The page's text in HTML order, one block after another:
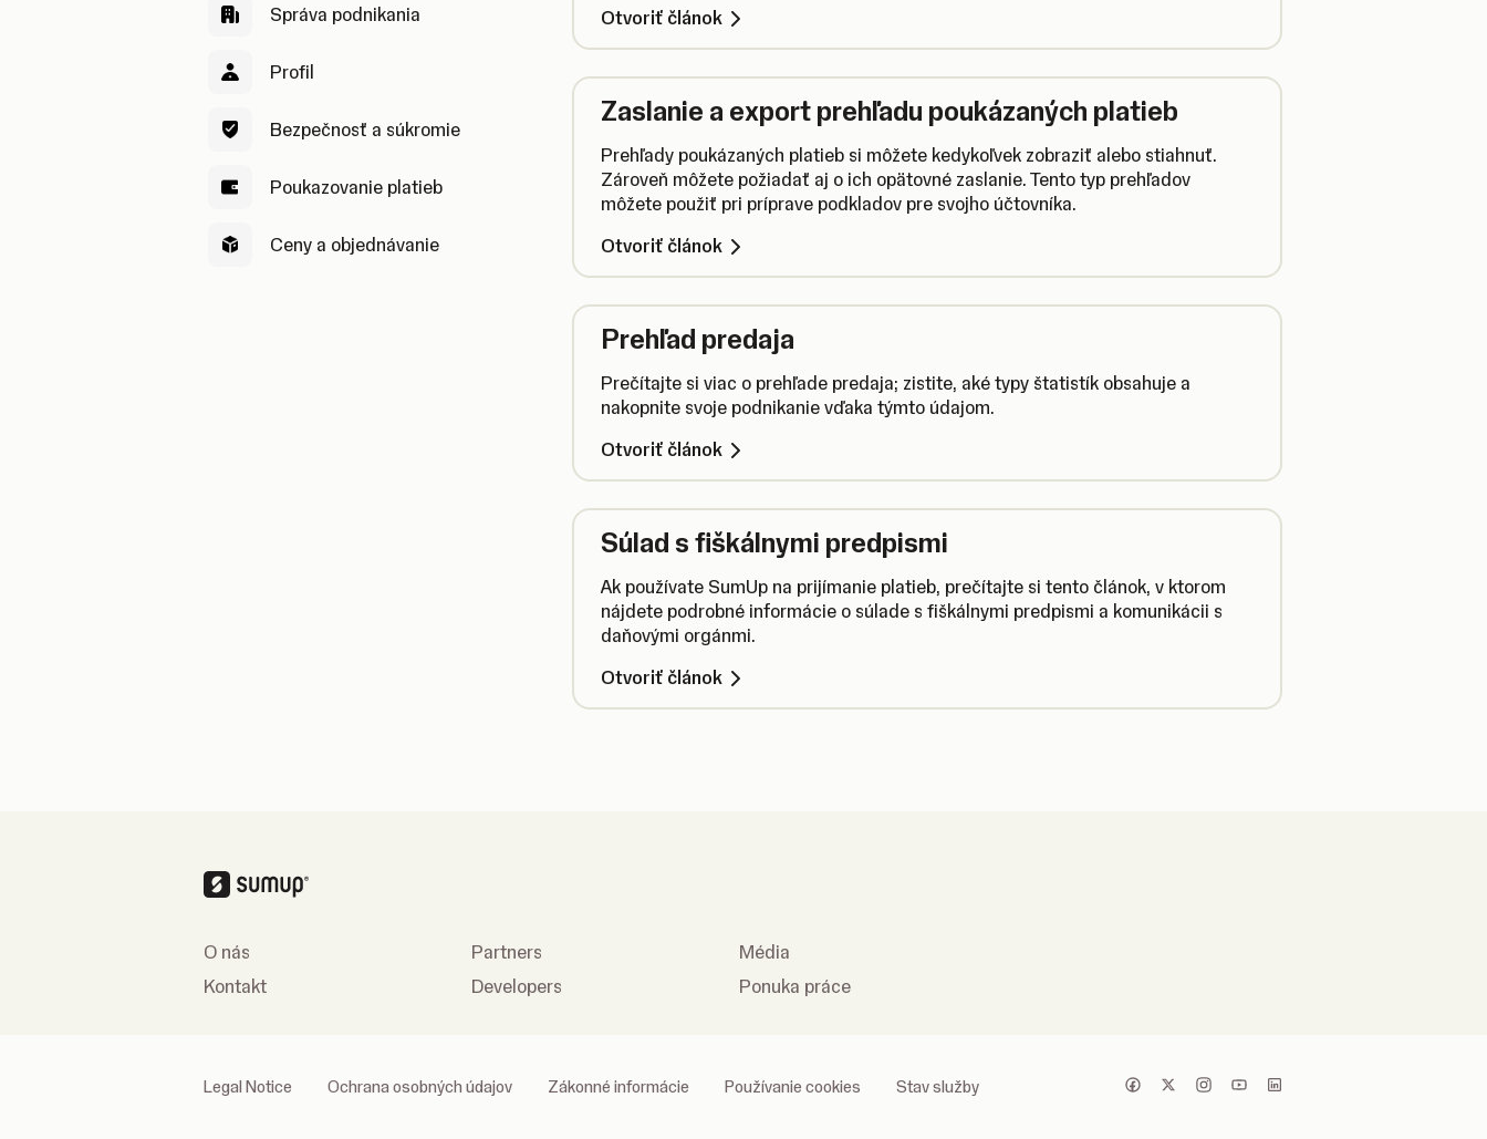
Správa podnikania
Profil
Bezpečnosť a súkromie
Poukazovanie platieb
Ceny a objednávanie
Otvoriť článok
Zaslanie a export prehľadu poukázaných platieb
Prehľady poukázaných platieb si môžete kedykoľvek zobraziť alebo stiahnuť.
Zároveň môžete požiadať aj o ich opätovné zaslanie. Tento typ prehľadov
môžete použiť pri príprave podkladov pre svojho účtovníka.
Otvoriť článok
Prehľad predaja
Prečítajte si viac o prehľade predaja; zistite, aké typy štatistík obsahuje a
nakopnite svoje podnikanie vďaka týmto údajom.
Otvoriť článok
Súlad s fiškálnymi predpismi
Ak používate SumUp na prijímanie platieb, prečítajte si tento článok, v ktorom
nájdete podrobné informácie o súlade s fiškálnymi predpismi a komunikácii s
daňovými orgánmi.
Otvoriť článok
O nás
Kontakt
Partners
Developers
Média
Ponuka práce
Legal Notice Ochrana osobných údajov Zákonné informácie Používanie cookies Stav služby